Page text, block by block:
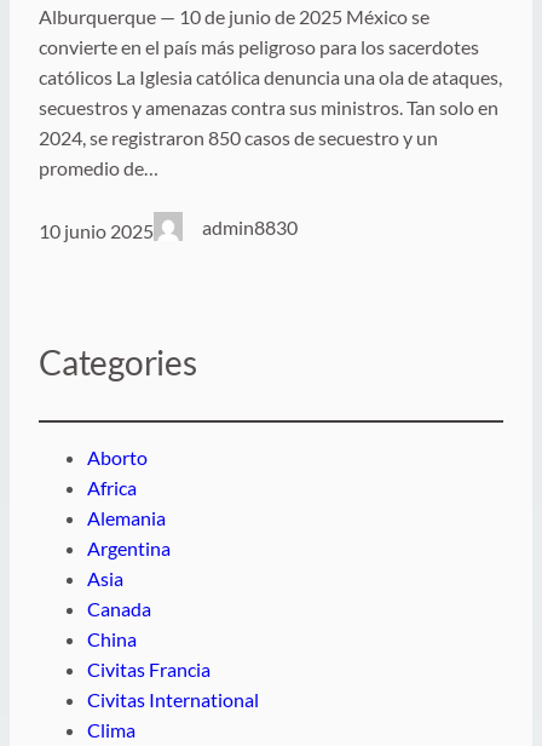
Alburquerque — 10 de junio de 2025 México se
convierte en el país más peligroso para los sacerdotes
católicos La Iglesia católica denuncia una ola de ataques,
secuestros y amenazas contra sus ministros. Tan solo en
2024, se registraron 850 casos de secuestro y un
promedio de…
10 junio 2025 admin8830
Categories
Aborto
Africa
Alemania
Argentina
Asia
Canada
China
Civitas Francia
Civitas International
Clima